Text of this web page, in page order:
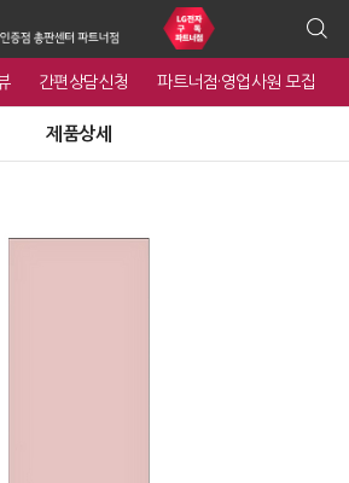
간편상담신청 파트너점·영업사원 모집
제품상세